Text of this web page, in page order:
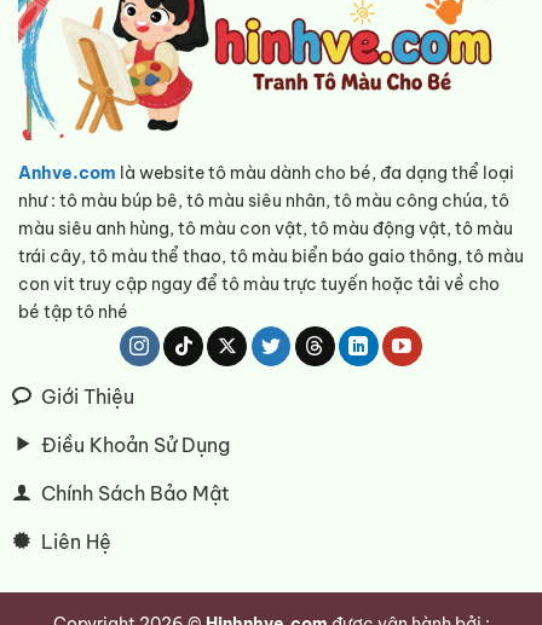
Anhve.com là website tô màu dành cho bé, đa dạng thể loại
như : tô màu búp bê, tô màu siêu nhân, tô màu công chúa, tô
màu siêu anh hùng, tô màu con vật, tô màu động vật, tô màu
trái cây, tô màu thể thao, tô màu biển báo gaio thông, tô màu
con vit truy cập ngay để tô màu trực tuyến hoặc tải về cho
bé tập tô nhé
Giới Thiệu
Điều Khoản Sử Dụng
Chính Sách Bảo Mật
Liên Hệ